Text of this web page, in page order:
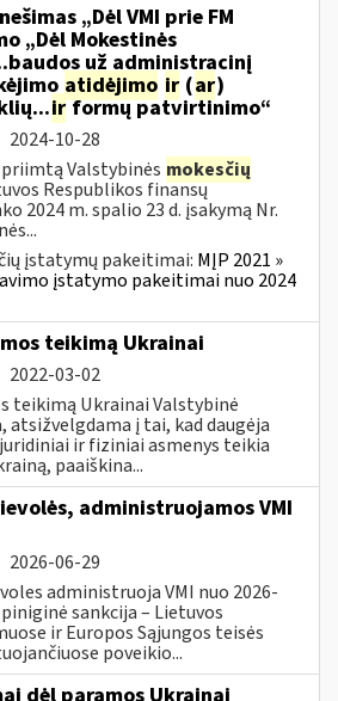
„Dėl VMI prie FM
„Dėl Mokestinės
už administracinį
atidėjimo ir (ar)
irformų patvirtinimo“
2024-10-28
Valstybinės mokesčių
Respublikos finansų
2024 m. spalio 23 d. įsakymą Nr.
įstatymų pakeitimai: MĮP 2021 »
įstatymo pakeitimai nuo 2024
teikimą Ukrainai
2022-03-02
teikimą Ukrainai Valstybinė
atsižvelgdama į tai, kad daugėja
ir fiziniai asmenys teikia
paaiškina...
administruojamos VMI
2026-06-29
administruoja VMI nuo 2026-
sankcija – Lietuvos
ir Europos Sąjungos teisės
poveikio...
dėl paramos Ukrainai